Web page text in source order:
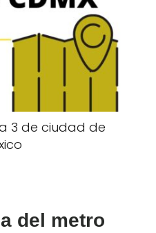
3 de ciudad de
del metro